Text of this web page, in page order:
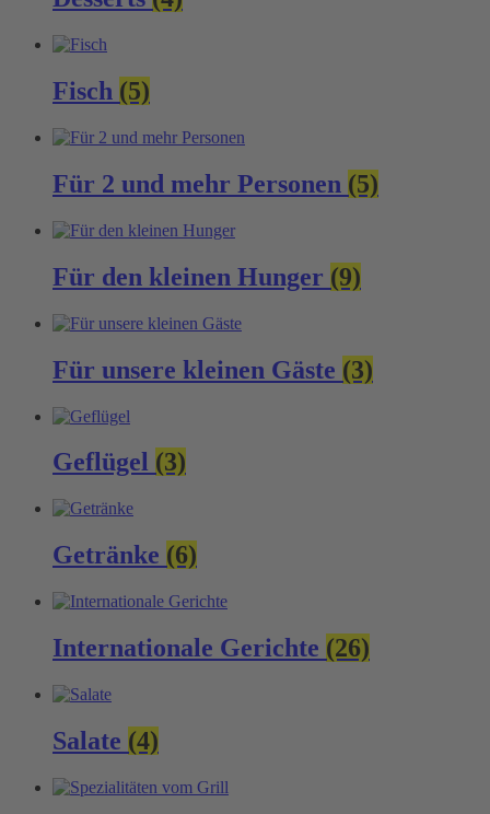
Fisch (5)
Für 2 und mehr Personen (5)
Für den kleinen Hunger (9)
Für unsere kleinen Gäste (3)
Geflügel (3)
Getränke (6)
Internationale Gerichte (26)
Salate (4)